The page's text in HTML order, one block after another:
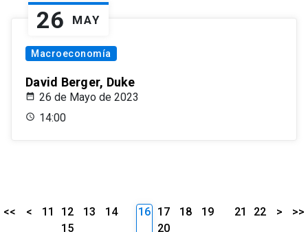
26 MAY
Macroeconomía
David Berger, Duke
26 de Mayo de 2023
14:00
<< < 11 12 13
14
15
16 17 18
19
20
21 22 > >>